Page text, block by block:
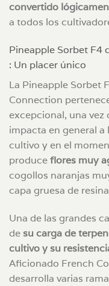
convertido
a todos los
Pineapple Sorbet F4
: Un placer único
La Pineapple Sorbet
Connection
excepcional, una
impacta en general
cultivo y en el
produceflores muy
cogollos naranjas
capa gruesa de
Una de las grandes
de su carga de
cultivo y su
Aficionado French
desarrolla varias